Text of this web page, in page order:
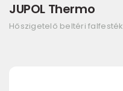
JUPOL Thermo
Hőszigetelő beltéri falfesték